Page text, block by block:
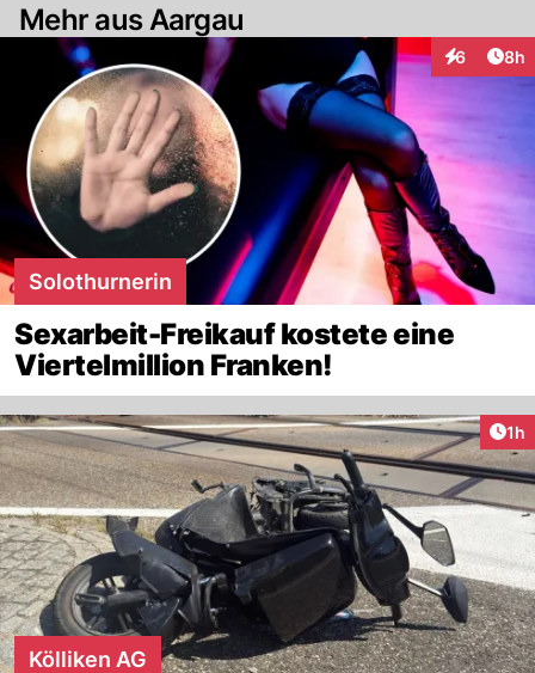
Mehr aus Aargau
6 8h
Solothurnerin
Sexarbeit-Freikauf kostete eine
Viertelmillion Franken!
1h
Kölliken AG